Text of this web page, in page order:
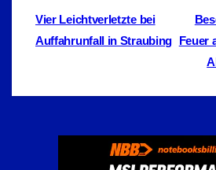
Feuer
Vier Leichtverletzte bei
Auffahrunfall in Straubing